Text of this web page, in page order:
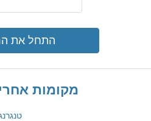
התחל את
מקומות